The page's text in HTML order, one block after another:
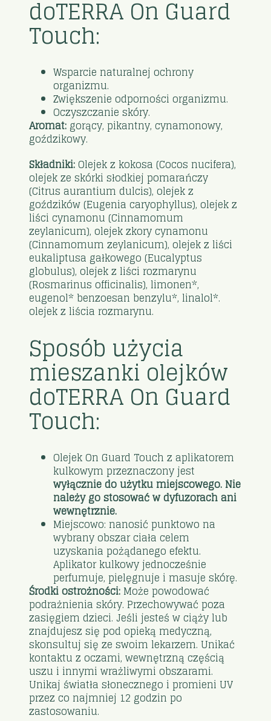
doTERRA On Guard
Touch:
Wsparcie naturalnej ochrony
organizmu.
Zwiększenie odporności organizmu.
Oczyszczanie skóry.
Aromat: gorący, pikantny, cynamonowy,
goździkowy.
Składniki:Olejek z kokosa (Cocos nucifera),
olejek ze skórki słodkiej pomarańczy
(Citrus aurantium dulcis), olejek z
goździków (Eugenia caryophyllus), olejek z
liści cynamonu (Cinnamomum
zeylanicum), olejek zkory cynamonu
(Cinnamomum zeylanicum), olejek z liści
eukaliptusa gałkowego (Eucalyptus
globulus), olejek z liści rozmarynu
(Rosmarinus officinalis), limonen*,
eugenol* benzoesan benzylu*, linalol*.
olejek z liścia rozmarynu.
Sposób użycia
mieszanki olejków
doTERRA On Guard
Touch:
Olejek On Guard Touch z aplikatorem
kulkowym przeznaczony jest
wyłącznie do użytku miejscowego. Nie
należy go stosować w dyfuzorach ani
wewnętrznie.
Miejscowo: nanosić punktowo na
wybrany obszar ciała celem
uzyskania pożądanego efektu.
Aplikator kulkowy jednocześnie
perfumuje, pielęgnuje i masuje skórę.
Środki ostrożności: Może powodować
podrażnienia skóry. Przechowywać poza
zasięgiem dzieci. Jeśli jesteś w ciąży lub
znajdujesz się pod opieką medyczną,
skonsultuj się ze swoim lekarzem. Unikać
kontaktu z oczami, wewnętrzną częścią
uszu i innymi wrażliwymi obszarami.
Unikaj światła słonecznego i promieni UV
przez co najmniej 12 godzin po
zastosowaniu.